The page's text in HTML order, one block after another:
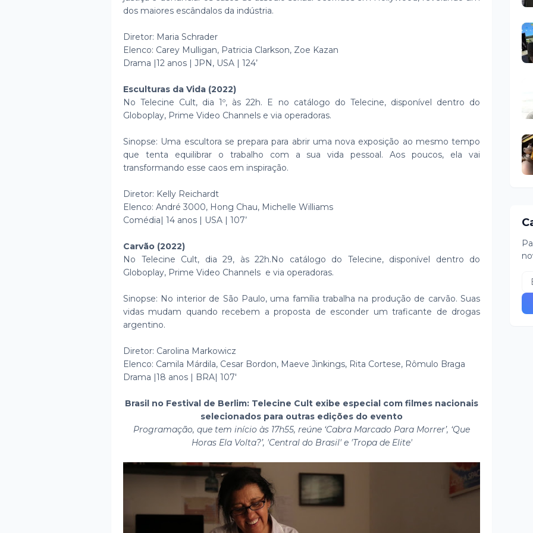
dos maiores escândalos da indústria.
Diretor: Maria Schrader
Elenco: Carey Mulligan, Patricia Clarkson, Zoe Kazan
Drama |12 anos | JPN, USA | 124’
Esculturas da Vida (2022)
No Telecine Cult, dia 1º, às 22h. E no catálogo do Telecine, disponível dentro do
Globoplay, Prime Video Channels e via operadoras.
Sinopse: Uma escultora se prepara para abrir uma nova exposição ao mesmo tempo
que tenta equilibrar o trabalho com a sua vida pessoal. Aos poucos, ela vai
transformando esse caos em inspiração.
Diretor: Kelly Reichardt
Elenco: André 3000, Hong Chau, Michelle Williams
Comédia| 14 anos | USA | 107’
Carvão (2022)
No Telecine Cult, dia 29, às 22h.No catálogo do Telecine, disponível dentro do
Globoplay, Prime Video Channels e via operadoras.
Sinopse: No interior de São Paulo, uma família trabalha na produção de carvão. Suas
vidas mudam quando recebem a proposta de esconder um traficante de drogas
argentino.
Diretor: Carolina Markowicz
Elenco: Camila Márdila, Cesar Bordon, Maeve Jinkings, Rita Cortese, Rômulo Braga
Drama |18 anos | BRA| 107'
Brasil no Festival de Berlim: Telecine Cult exibe especial com filmes nacionais
selecionados para outras edições do evento
Programação, que tem início às 17h55, reúne ‘Cabra Marcado Para Morrer’, ‘Que
Horas Ela Volta?’, 'Central do Brasil' e 'Tropa de Elite'